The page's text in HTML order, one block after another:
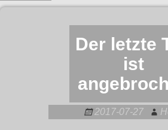
Der letzte
ist
2017-07-27